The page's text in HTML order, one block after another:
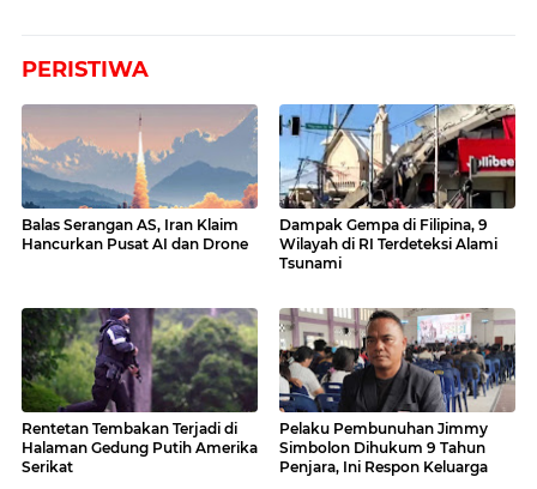
PERISTIWA
Balas Serangan AS, Iran Klaim
Hancurkan Pusat AI dan Drone
Dampak Gempa di Filipina, 9
Wilayah di RI Terdeteksi Alami
Tsunami
Rentetan Tembakan Terjadi di
Halaman Gedung Putih Amerika
Serikat
Pelaku Pembunuhan Jimmy
Simbolon Dihukum 9 Tahun
Penjara, Ini Respon Keluarga